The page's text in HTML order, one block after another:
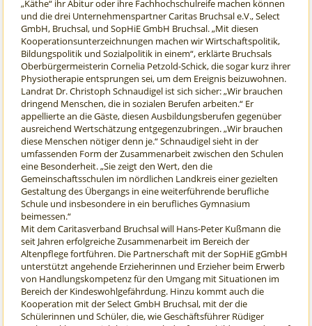
„Käthe“ ihr Abitur oder ihre Fachhochschulreife machen können
und die drei Unternehmenspartner Caritas Bruchsal e.V., Select
GmbH, Bruchsal, und SopHiE GmbH Bruchsal. „Mit diesen
Kooperationsunterzeichnungen machen wir Wirtschaftspolitik,
Bildungspolitik und Sozialpolitik in einem“, erklärte Bruchsals
Oberbürgermeisterin Cornelia Petzold-Schick, die sogar kurz ihrer
Physiotherapie entsprungen sei, um dem Ereignis beizuwohnen.
Landrat Dr. Christoph Schnaudigel ist sich sicher: „Wir brauchen
dringend Menschen, die in sozialen Berufen arbeiten.“ Er
appellierte an die Gäste, diesen Ausbildungsberufen gegenüber
ausreichend Wertschätzung entgegenzubringen. „Wir brauchen
diese Menschen nötiger denn je.“ Schnaudigel sieht in der
umfassenden Form der Zusammenarbeit zwischen den Schulen
eine Besonderheit. „Sie zeigt den Wert, den die
Gemeinschaftsschulen im nördlichen Landkreis einer gezielten
Gestaltung des Übergangs in eine weiterführende berufliche
Schule und insbesondere in ein berufliches Gymnasium
beimessen.“
Mit dem Caritasverband Bruchsal will Hans-Peter Kußmann die
seit Jahren erfolgreiche Zusammenarbeit im Bereich der
Altenpflege fortführen. Die Partnerschaft mit der SopHiE gGmbH
unterstützt angehende Erzieherinnen und Erzieher beim Erwerb
von Handlungskompetenz für den Umgang mit Situationen im
Bereich der Kindeswohlgefährdung. Hinzu kommt auch die
Kooperation mit der Select GmbH Bruchsal, mit der die
Schülerinnen und Schüler, die, wie Geschäftsführer Rüdiger